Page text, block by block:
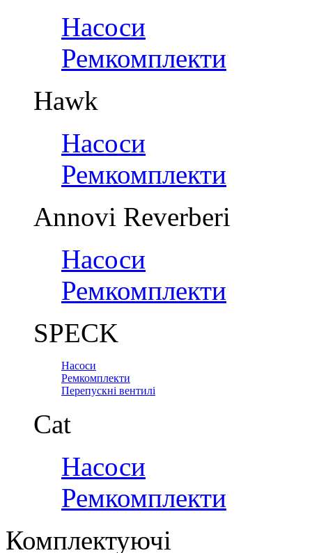
Насоси
Ремкомплекти
Hawk
Насоси
Ремкомплекти
Annovi Reverberi
Насоси
Ремкомплекти
SPECK
Насоси
Ремкомплекти
Перепускні вентилі
Cat
Насоси
Ремкомплекти
Комплектуючі